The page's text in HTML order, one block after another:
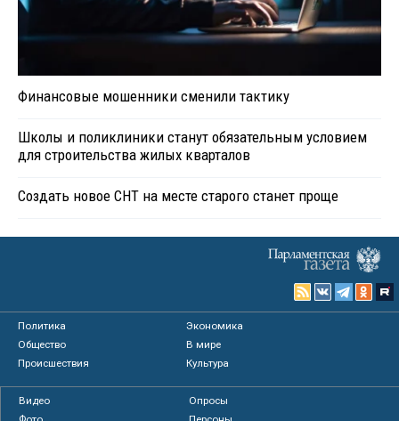
Финансовые мошенники сменили тактику
Школы и поликлиники станут обязательным условием
для строительства жилых кварталов
Создать новое СНТ на месте старого станет проще
Политика
Экономика
Общество
В мире
Происшествия
Культура
Видео
Опросы